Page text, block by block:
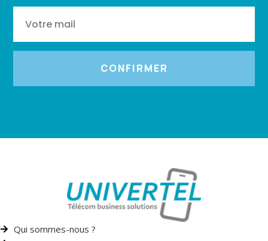
CONFIRMER
Qui sommes-nous ?